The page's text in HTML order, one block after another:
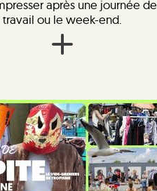
après une journée de
travail ou le week-end.